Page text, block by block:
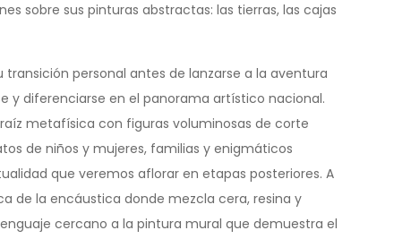
sobre sus pinturas abstractas: las tierras, las cajas
personal antes de lanzarse a la aventura
y diferenciarse en el panorama artístico nacional.
metafísica con figuras voluminosas de corte
de niños y mujeres, familias y enigmáticos
que veremos aflorar en etapas posteriores. A
de la encáustica donde mezcla cera, resina y
cercano a la pintura mural que demuestra el